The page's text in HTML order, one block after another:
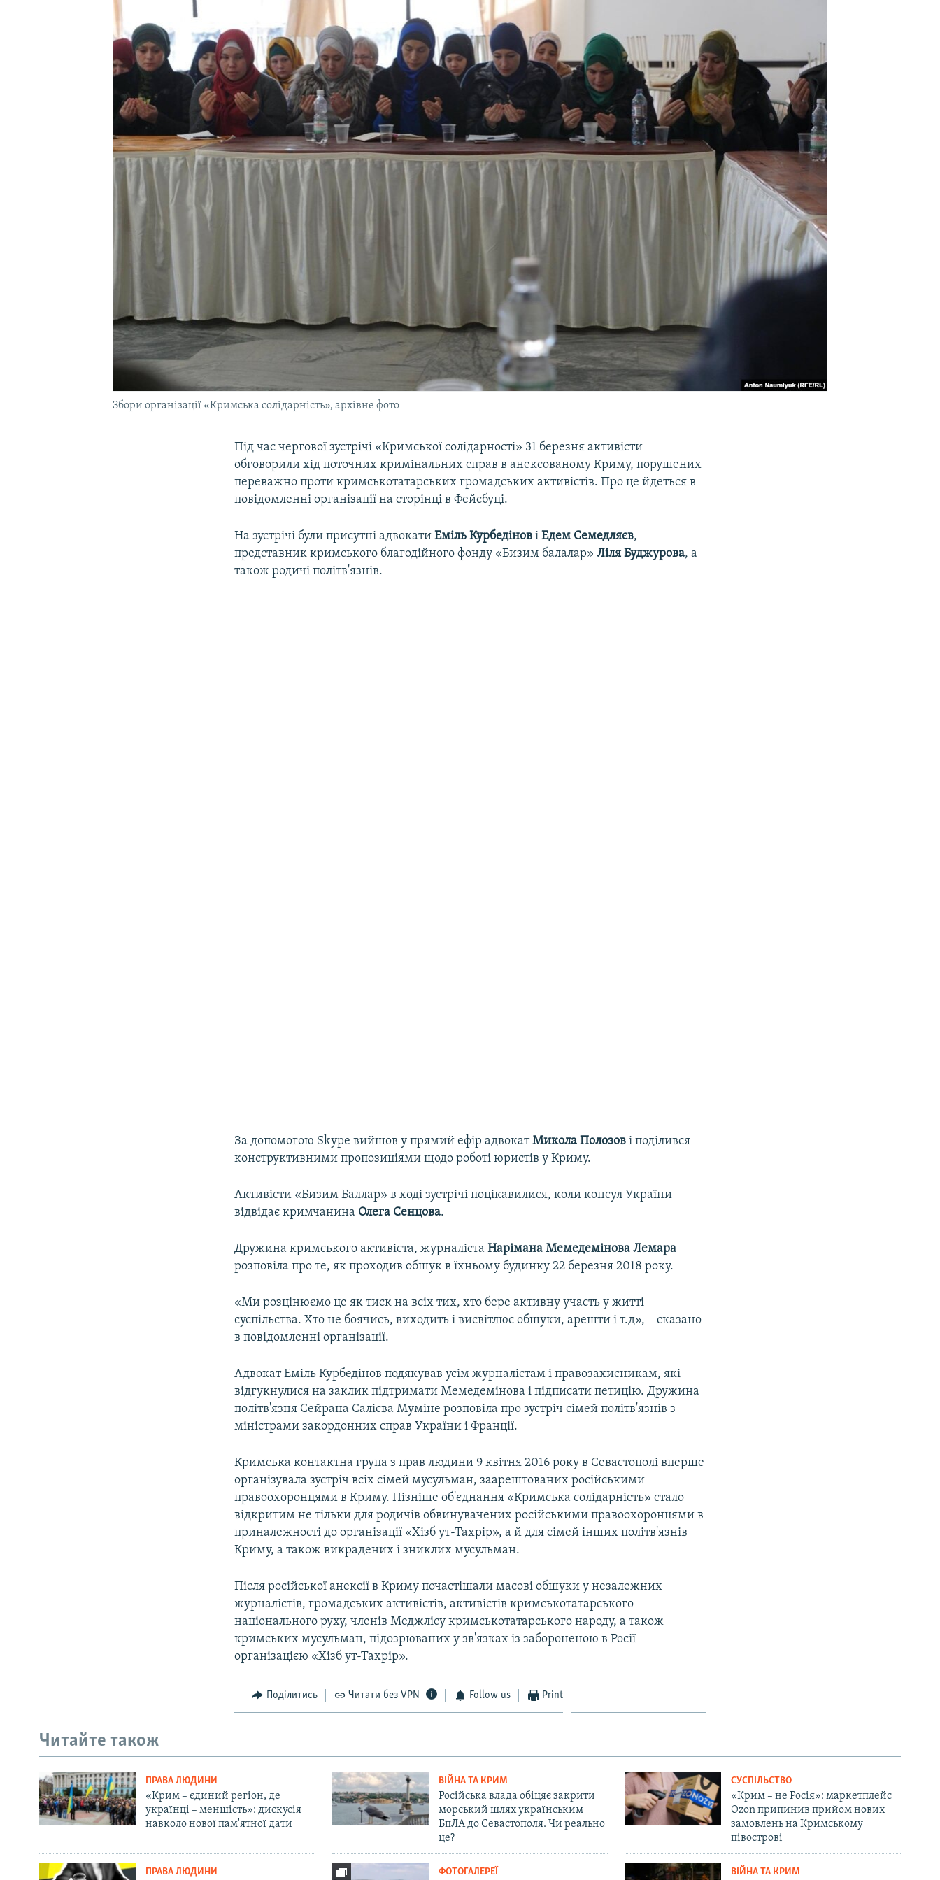
УКРАЇНСЬКА ПРОБЛЕМА КРИМУ
Збори організації «Кримська солідарність», архівне фото
Під час чергової зустрічі «Кримської солідарності» 31 березня активісти
обговорили хід поточних кримінальних справ в анексованому Криму, порушених
переважно проти кримськотатарських громадських активістів. Про це йдеться в
повідомленні організації на сторінці в Фейсбуці.
На зустрічі були присутні адвокатиЕміль КурбедіновіЕдем Семедляєв,
представник кримського благодійного фонду «Бизим балалар»Ліля Буджурова, а
також родичі політв'язнів.
За допомогою Skype вийшов у прямий ефір адвокатМикола Полозов і поділився
конструктивними пропозиціями щодо роботі юристів у Криму.
Активісти «Бизим Баллар» в ході зустрічі поцікавилися, коли консул України
відвідає кримчанина Олега Сенцова.
Дружина кримського активіста, журналістаНарімана Мемедемінова Лемара
розповіла про те, як проходив обшук в їхньому будинку 22 березня 2018 року.
«Ми розцінюємо це як тиск на всіх тих, хто бере активну участь у житті
суспільства. Хто не боячись, виходить і висвітлює обшуки, арешти і т.д», – сказано
в повідомленні організації.
Адвокат Еміль Курбедінов подякував усім журналістам і правозахисникам, які
відгукнулися на заклик підтримати Мемедемінова і підписати петицію. Дружина
політв'язня Сейрана Салієва Муміне розповіла про зустріч сімей політв'язнів з
міністрами закордонних справ України і Франції.
Кримська контактна група з прав людини 9 квітня 2016 року в Севастополі вперше
організувала зустріч всіх сімей мусульман, заарештованих російськими
правоохоронцями в Криму. Пізніше об'єднання «Кримська солідарність» стало
відкритим не тільки для родичів обвинувачених російськими правоохоронцями в
приналежності до організації «Хізб ут-Тахрір», а й для сімей інших політв'язнів
Криму, а також викрадених і зниклих мусульман.
Після російської анексії в Криму почастішали масові обшуки у незалежних
журналістів, громадських активістів, активістів кримськотатарського
національного руху, членів Меджлісу кримськотатарського народу, а також
кримських мусульман, підозрюваних у зв'язках із забороненою в Росії
організацією «Хізб ут-Тахрір».
Поділитись Читати без VPN Follow us Print
Читайте також
ПРАВА ЛЮДИНИ
«Крим – єдиний регіон, де
українці – меншість»: дискусія
навколо нової пам'ятної дати
ВІЙНА ТА КРИМ
Російська влада обіцяє закрити
морський шлях українським
БпЛА до Севастополя. Чи реально
це?
СУСПІЛЬСТВО
«Крим – не Росія»: маркетплейс
Ozon припинив прийом нових
замовлень на Кримському
півострові
ПРАВА ЛЮДИНИ ФОТОГАЛЕРЕЇ ВІЙНА ТА КРИМ